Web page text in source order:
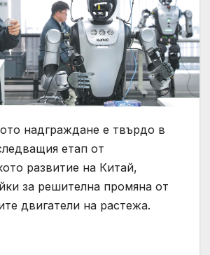
надграждане е твърдо в
етап от
развитие на Китай,
за решителна промяна от
двигатели на растежа.